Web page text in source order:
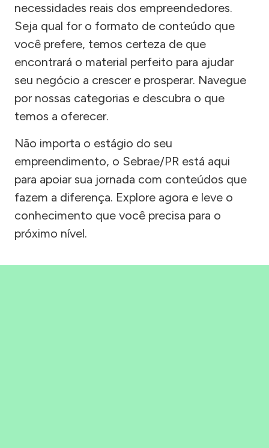
necessidades reais dos empreendedores.
Seja qual for o formato de conteúdo que
você prefere, temos certeza de que
encontrará o material perfeito para ajudar
seu negócio a crescer e prosperar. Navegue
por nossas categorias e descubra o que
temos a oferecer.
Não importa o estágio do seu
empreendimento, o Sebrae/PR está aqui
para apoiar sua jornada com conteúdos que
fazem a diferença. Explore agora e leve o
conhecimento que você precisa para o
próximo nível.